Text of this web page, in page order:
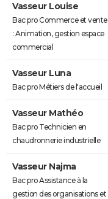
Vasseur Louise
Bac pro Commerce et vente
: Animation, gestion espace
commercial
Vasseur Luna
Bac pro Métiers de l'accueil
Vasseur Mathéo
Bac pro Technicien en
chaudronnerie industrielle
Vasseur Najma
Bac pro Assistance à la
gestion des organisations et